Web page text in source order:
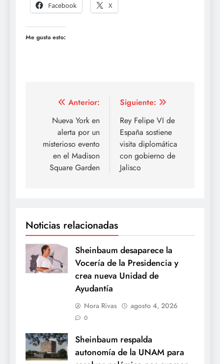
Facebook
X
Me gusta esto:
Navegación
entradas
Anterior:
Nueva York en
alerta por un
misterioso evento
en el Madison
Square Garden
Siguiente:
Rey Felipe VI de
España sostiene
visita diplomática
con gobierno de
Jalisco
Noticias relacionadas
Sheinbaum desaparece la
Vocería de la Presidencia y
crea nueva Unidad de
Ayudantía
Nora Rivas agosto 4, 2026
0
Sheinbaum respalda
autonomía de la UNAM para